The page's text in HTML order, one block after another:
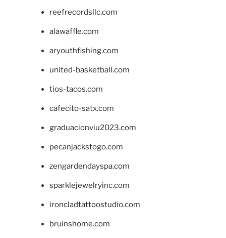
reefrecordsllc.com
alawaffle.com
aryouthfishing.com
united-basketball.com
tios-tacos.com
cafecito-satx.com
graduacionviu2023.com
pecanjackstogo.com
zengardendayspa.com
sparklejewelryinc.com
ironcladtattoostudio.com
bruinshome.com